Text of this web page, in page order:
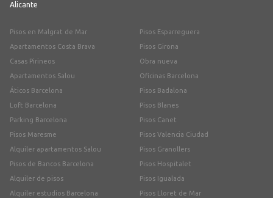
Alicante
Pisos en Malgrat de Mar
Apartamentos Costa Brava
Casas Pirineos
Apartamentos Salou
Áticos Barcelona
Loft Barcelona
Parking Barcelona
Pisos Maresme
Alquiler apartamentos Salou
Pisos de Bancos Barcelona
Alquiler de pisos
Alquiler estudios Barcelona
Pisos Esparreguera
Pisos Girona
Obra nueva
Oficinas Barcelona
Pisos Badalona
Pisos Blanes
Pisos Canet
Pisos Valencia Ciudad
Pisos Granollers
Pisos Hospitalet
Pisos Igualada
Pisos Lloret de Mar